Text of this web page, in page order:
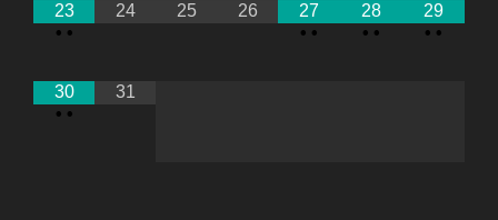
23
• •
24 25 26
27
• •
28
• •
29
• •
30
• •
31